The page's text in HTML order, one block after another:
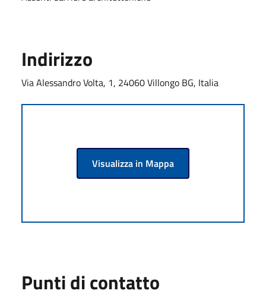
Indirizzo
Via Alessandro Volta, 1, 24060 Villongo BG, Italia
Visualizza in Mappa
Punti di contatto